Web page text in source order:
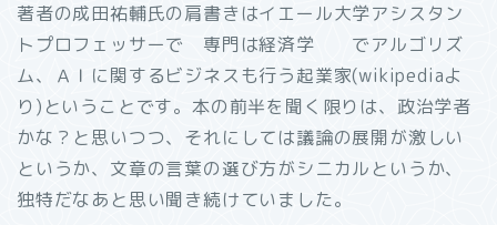
著者の成田祐輔氏の肩書きはイエール大学アシスタン
トプロフェッサーで 専門は経済学 でアルゴリズ
ム、ＡＩに関するビジネスも行う起業家(wikipediaよ
り)ということです。本の前半を聞く限りは、政治学者
かな？と思いつつ、それにしては議論の展開が激しい
というか、文章の言葉の選び方がシニカルというか、
独特だなあと思い聞き続けていました。